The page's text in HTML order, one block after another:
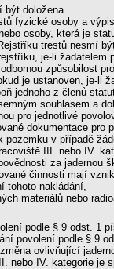
být doložena
fyzické osoby a
osoby, která je
trestů nesmí
je-li
způsobilost
je ustanoven, je-li
jednoho z členů
souhlasem a
pro jednotlivé
dokumentace
pozemku v případě
III. nebo IV.
za jadernou
činnosti mají
tohoto nakládání,
materiálů nebo
podle § 9 odst. 1
povolení podle § 9
ovlivňující
nebo IV. kategorie je